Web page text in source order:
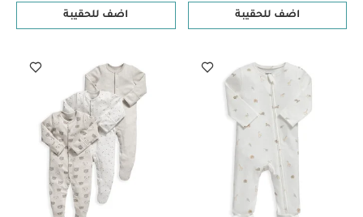
اضف للحقيبة اضف للحقيبة